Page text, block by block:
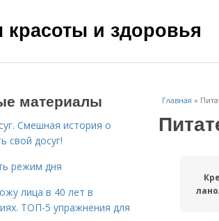
красоты и здоровья
Главная »
материалы
Смешная история о
свой досуг!
режим дня
лица в 40 лет в
ТОП-5 упражнения для